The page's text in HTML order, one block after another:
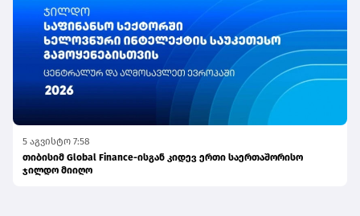
5 აგვისტო 7:58
თიბისიმ Global Finance-ისგან კიდევ ერთი საერთაშორისო
ჯილდო მიიღო